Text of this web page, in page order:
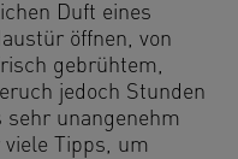
Duft eines
öffnen, von
gebrühtem,
jedoch Stunden
sehr unangenehm
Tipps, um